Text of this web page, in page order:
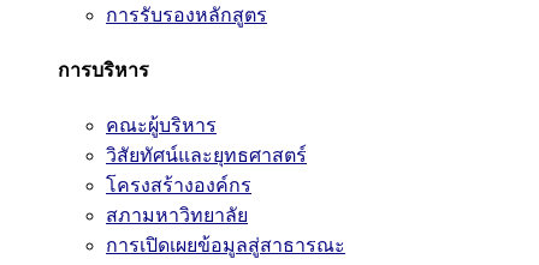
การรับรองหลักสูตร
การบริหาร
คณะผู้บริหาร
วิสัยทัศน์และยุทธศาสตร์
โครงสร้างองค์กร
สภามหาวิทยาลัย
การเปิดเผยข้อมูลสู่สาธารณะ